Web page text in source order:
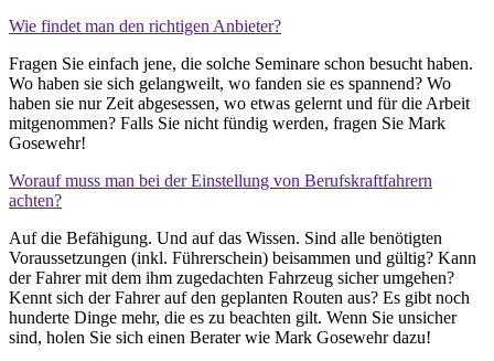
Wie findet man den richtigen Anbieter?
Fragen Sie einfach jene, die solche Seminare schon besucht haben.
Wo haben sie sich gelangweilt, wo fanden sie es spannend? Wo
haben sie nur Zeit abgesessen, wo etwas gelernt und für die Arbeit
mitgenommen? Falls Sie nicht fündig werden, fragen Sie Mark
Gosewehr!
Worauf muss man bei der Einstellung von Berufskraftfahrern
achten?
Auf die Befähigung. Und auf das Wissen. Sind alle benötigten
Voraussetzungen (inkl. Führerschein) beisammen und gültig? Kann
der Fahrer mit dem ihm zugedachten Fahrzeug sicher umgehen?
Kennt sich der Fahrer auf den geplanten Routen aus? Es gibt noch
hunderte Dinge mehr, die es zu beachten gilt. Wenn Sie unsicher
sind, holen Sie sich einen Berater wie Mark Gosewehr dazu!